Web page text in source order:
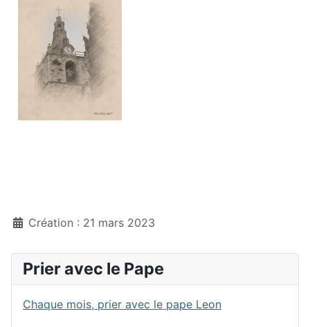
Création : 21 mars 2023
Prier avec le Pape
Chaque mois, prier avec le pape Leon